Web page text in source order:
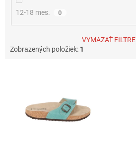
12-18 mes. 0
VYMAZAŤ FILTRE
Zobrazených položiek: 1